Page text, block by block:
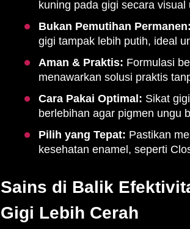
kuning pada gigi secara
Bukan Pemutihan Permanen:
gigi tampak lebih putih, ideal
Aman & Praktis: Formulasi
menawarkan solusi praktis
Cara Pakai Optimal: Sikat
berlebihan agar pigmen ungu
Pilih yang Tepat: Pastikan
kesehatan enamel, seperti
Sains di Balik
Gigi Lebih Cerah